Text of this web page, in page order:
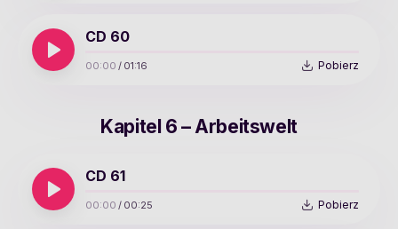
CD 60
00:00 / 01:16 Pobierz
Kapitel 6 – Arbeitswelt
CD 61
00:00 / 00:25 Pobierz